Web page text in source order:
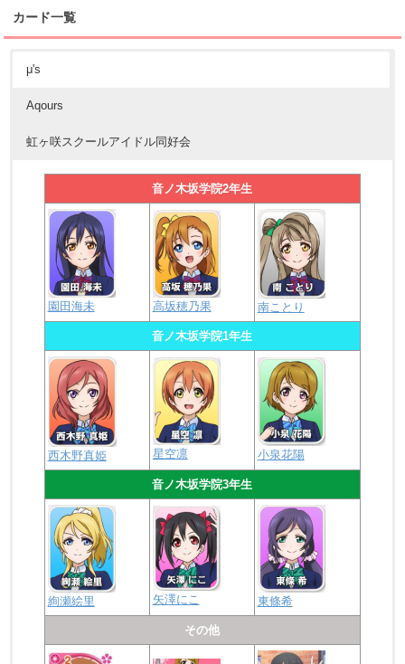
カード一覧
μ's
Aqours
虹ヶ咲スクールアイドル同好会
音ノ木坂学院2年生
園田海未 高坂穂乃果 南ことり
音ノ木坂学院1年生
西木野真姫 星空凛 小泉花陽
音ノ木坂学院3年生
絢瀬絵里 矢澤にこ 東條希
その他